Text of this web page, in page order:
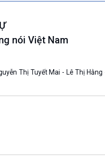
nói Việt Nam
Thị Tuyết Mai - Lê Thị Hằng